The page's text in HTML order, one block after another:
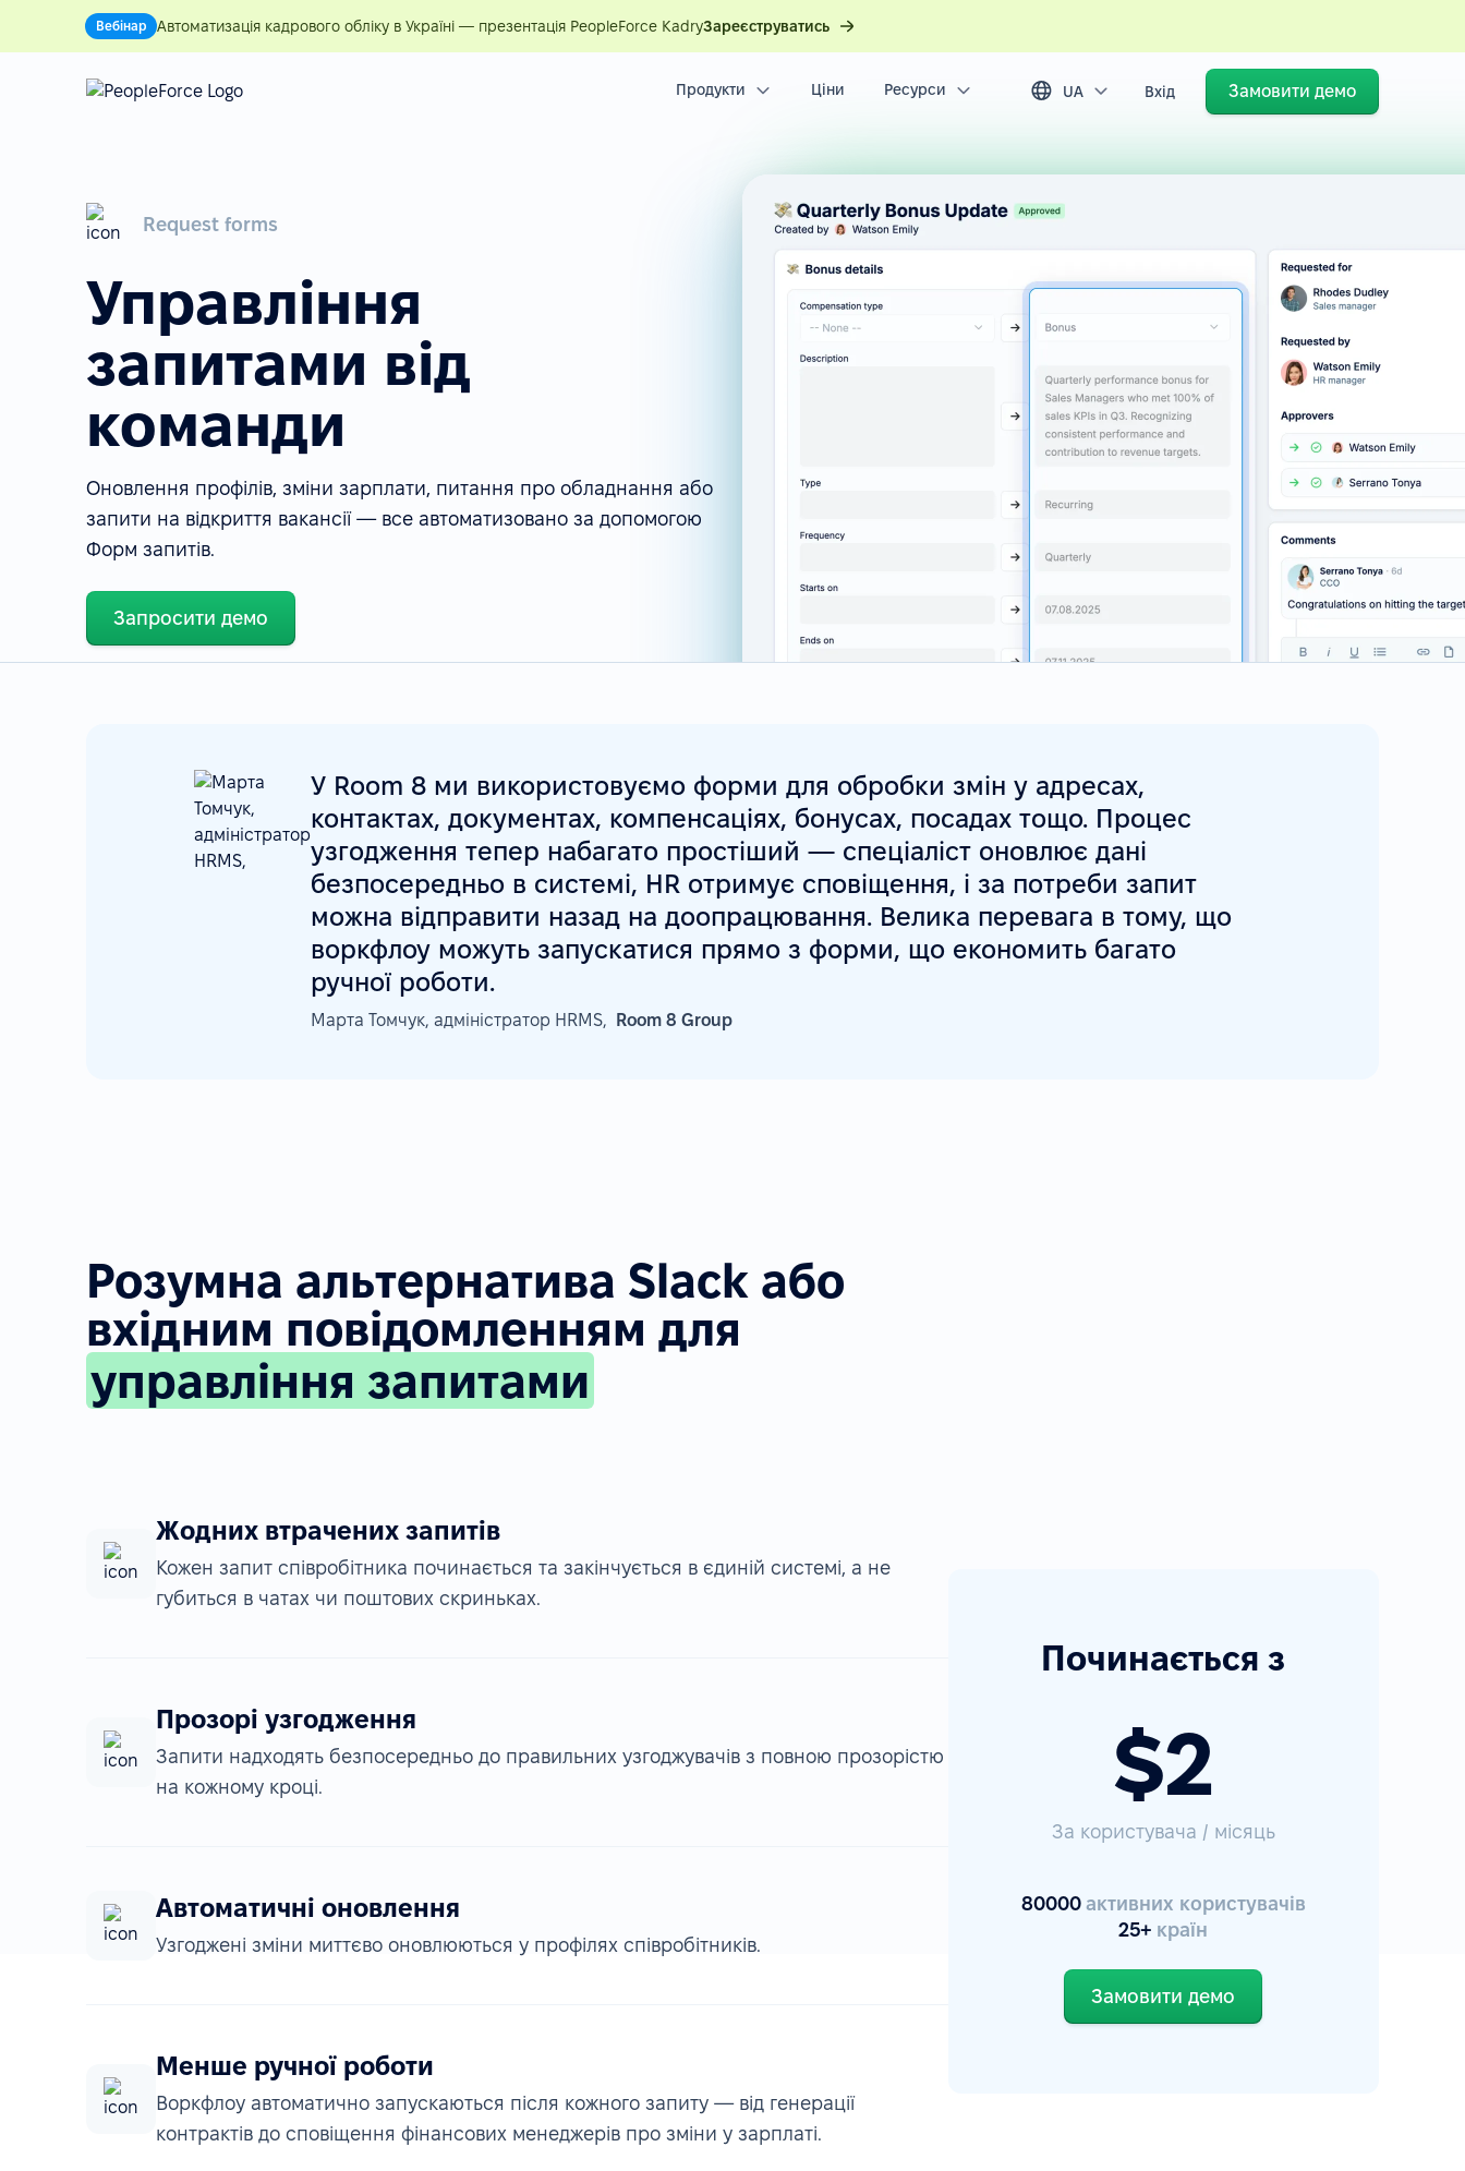
Вебінар Автоматизація кадрового обліку в Україні — презентація PeopleForce KadryЗареєструватись
Продукти Ціни Ресурси UA Вхід Замовити демо
Request forms
Управління
запитами від
команди
Оновлення профілів, зміни зарплати, питання про обладнання або
запити на відкриття вакансії — все автоматизовано за допомогою
Форм запитів.
Запросити демо
У Room 8 ми використовуємо форми для обробки змін у адресах,
контактах, документах, компенсаціях, бонусах, посадах тощо. Процес
узгодження тепер набагато простіший — спеціаліст оновлює дані
безпосередньо в системі, HR отримує сповіщення, і за потреби запит
можна відправити назад на доопрацювання. Велика перевага в тому, що
воркфлоу можуть запускатися прямо з форми, що економить багато
ручної роботи.
Марта Томчук, адміністратор HRMS, Room 8 Group
Розумна альтернатива Slack або
вхідним повідомленням для
управління запитами
Жодних втрачених запитів
Кожен запит співробітника починається та закінчується в єдиній системі, а не
губиться в чатах чи поштових скриньках.
Прозорі узгодження
Запити надходять безпосередньо до правильних узгоджувачів з повною прозорістю
на кожному кроці.
Автоматичні оновлення
Узгоджені зміни миттєво оновлюються у профілях співробітників.
Менше ручної роботи
Воркфлоу автоматично запускаються після кожного запиту — від генерації
контрактів до сповіщення фінансових менеджерів про зміни у зарплаті.
Починається з
$2
За користувача / місяць
80000 активних користувачів
25+ країн
Замовити демо